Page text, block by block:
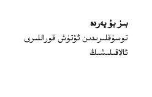
بىز بۇ يەردە
توسۇقلىرىدىن ئۆتۈش قوراللىرى
ئالاقىلىشىڭ